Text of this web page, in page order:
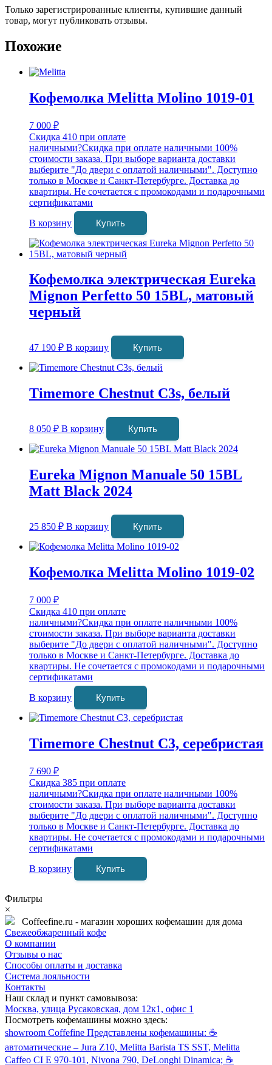
Только зарегистрированные клиенты, купившие данный
товар, могут публиковать отзывы.
Похожие
Кофемолка Melitta Molino 1019-01
7 000 ₽
Скидка 410 при оплате
наличными?Скидка при оплате наличными 100%
стоимости заказа. При выборе варианта доставки
выберите "До двери с оплатой наличными". Доступно
только в Москве и Санкт-Петербурге. Доставка до
квартиры. Не сочетается с промокодами и подарочными
сертификатами
В корзину
Купить
Кофемолка электрическая Eureka
Mignon Perfetto 50 15BL, матовый
черный
47 190 ₽ В корзину Купить
Timemore Chestnut C3s, белый
8 050 ₽ В корзину Купить
Eureka Mignon Manuale 50 15BL
Matt Black 2024
25 850 ₽ В корзину Купить
Кофемолка Melitta Molino 1019-02
7 000 ₽
Скидка 410 при оплате
наличными?Скидка при оплате наличными 100%
стоимости заказа. При выборе варианта доставки
выберите "До двери с оплатой наличными". Доступно
только в Москве и Санкт-Петербурге. Доставка до
квартиры. Не сочетается с промокодами и подарочными
сертификатами
В корзину
Купить
Timemore Chestnut С3, серебристая
7 690 ₽
Скидка 385 при оплате
наличными?Скидка при оплате наличными 100%
стоимости заказа. При выборе варианта доставки
выберите "До двери с оплатой наличными". Доступно
только в Москве и Санкт-Петербурге. Доставка до
квартиры. Не сочетается с промокодами и подарочными
сертификатами
В корзину
Купить
Фильтры
×
Coffeefine.ru - магазин хороших кофемашин для дома
Свежеобжаренный кофе
О компании
Отзывы о нас
Способы оплаты и доставка
Система лояльности
Контакты
Наш склад и пункт самовывоза:
Москва, улица Русаковская, дом 12к1, офис 1
Посмотреть кофемашины можно здесь:
showroom Coffefine Представлены кофемашины: ☕️
автоматические – Jura Z10, Melitta Barista TS SST, Melitta
Caffeo CI Е 970-101, Nivona 790, DeLonghi Dinamica; ☕️